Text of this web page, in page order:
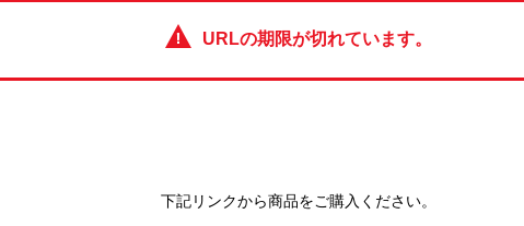
URLの期限が切れています。
下記リンクから商品をご購入ください。